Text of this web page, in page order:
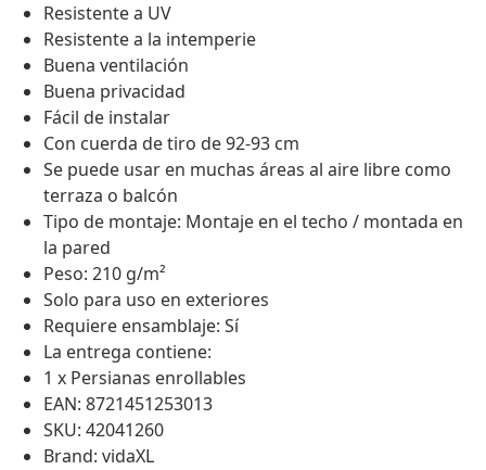
Resistente a UV
Resistente a la intemperie
Buena ventilación
Buena privacidad
Fácil de instalar
Con cuerda de tiro de 92-93 cm
Se puede usar en muchas áreas al aire libre como
terraza o balcón
Tipo de montaje: Montaje en el techo / montada en
la pared
Peso: 210 g/m²
Solo para uso en exteriores
Requiere ensamblaje: Sí
La entrega contiene:
1 x Persianas enrollables
EAN: 8721451253013
SKU: 42041260
Brand: vidaXL